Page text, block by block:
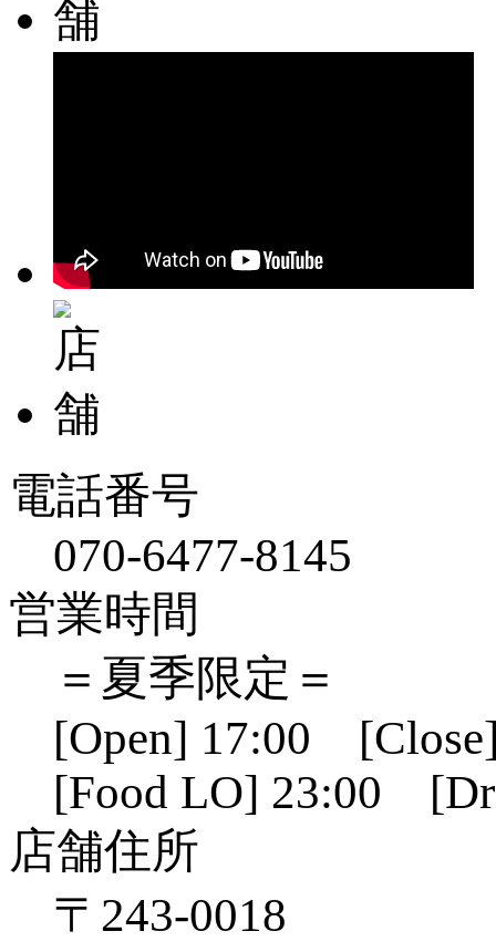
電話番号
070-6477-8145
営業時間
＝夏季限定＝
[Open] 17:00
[Food LO] 23:00
店舗住所
〒243-0018